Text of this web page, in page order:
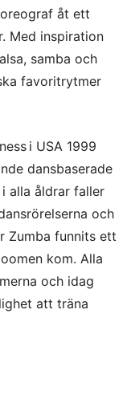
åt ett
Med inspiration
samba och
favoritrytmer
i USA 1999
dansbaserade
alla åldrar faller
och
Zumba funnits ett
kom. Alla
och idag
att träna